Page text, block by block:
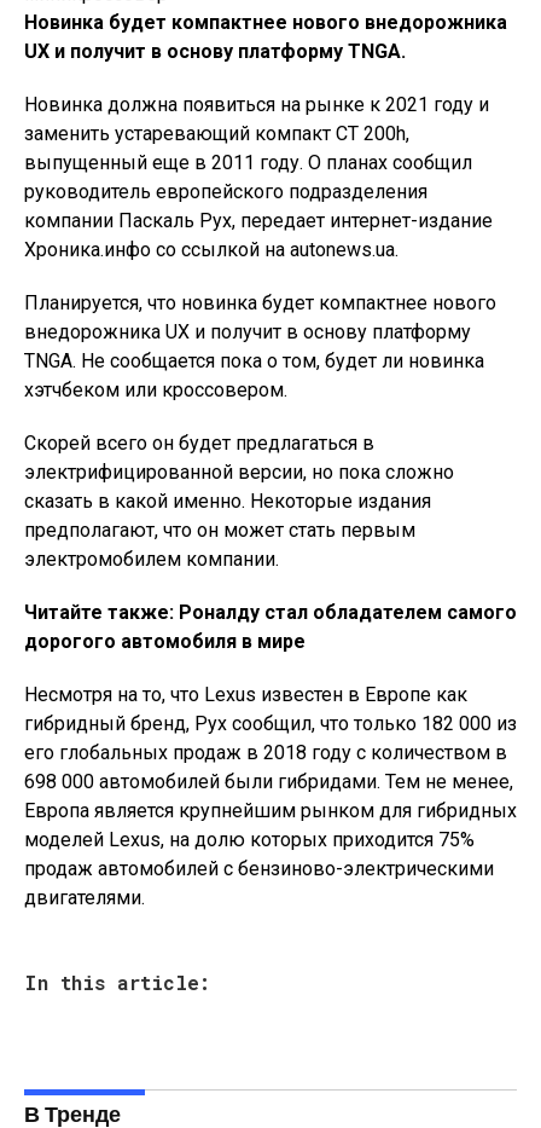
Новинка будет компактнее нового внедорожника
UX и получит в основу платформу TNGA.
Новинка должна появиться на рынке к 2021 году и
заменить устаревающий компакт CT 200h,
выпущенный еще в 2011 году. О планах сообщил
руководитель европейского подразделения
компании Паскаль Рух, передает интернет-издание
Хроника.инфо со ссылкой на autonews.ua.
Планируется, что новинка будет компактнее нового
внедорожника UX и получит в основу платформу
TNGA. Не сообщается пока о том, будет ли новинка
хэтчбеком или кроссовером.
Скорей всего он будет предлагаться в
электрифицированной версии, но пока сложно
сказать в какой именно. Некоторые издания
предполагают, что он может стать первым
электромобилем компании.
Читайте также: Роналду стал обладателем самого
дорогого автомобиля в мире
Несмотря на то, что Lexus известен в Европе как
гибридный бренд, Рух сообщил, что только 182 000 из
его глобальных продаж в 2018 году с количеством в
698 000 автомобилей были гибридами. Тем не менее,
Европа является крупнейшим рынком для гибридных
моделей Lexus, на долю которых приходится 75%
продаж автомобилей с бензиново-электрическими
двигателями.
In this article:
В Тренде